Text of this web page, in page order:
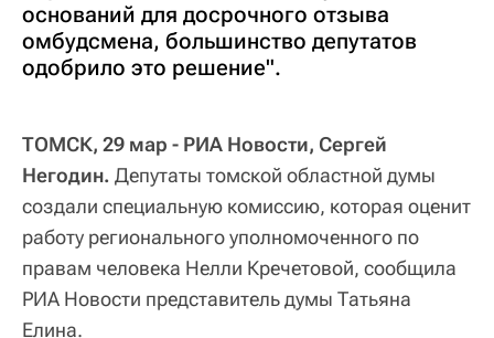
оснований для досрочного отзыва
омбудсмена, большинство депутатов
одобрило это решение".
ТОМСК, 29 мар - РИА Новости, Сергей
Негодин. Депутаты томской областной думы
создали специальную комиссию, которая оценит
работу регионального уполномоченного по
правам человека Нелли Кречетовой, сообщила
РИА Новости представитель думы Татьяна
Елина.